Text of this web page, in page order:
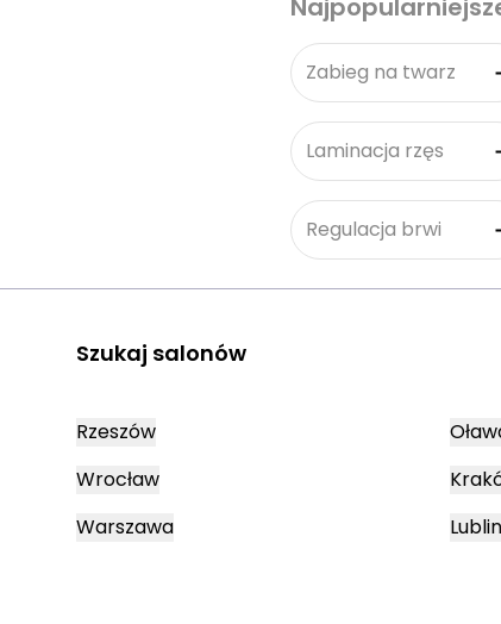
Zabieg na twarz
Laminacja rzęs
Regulacja brwi
Szukaj salonów
Rzeszów
Wrocław
Warszawa
Lublin